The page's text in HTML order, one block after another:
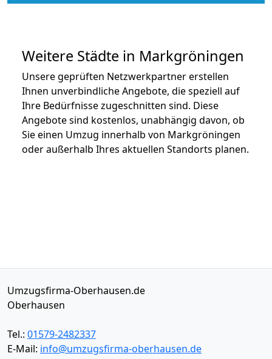
Weitere Städte in Markgröningen
Unsere geprüften Netzwerkpartner erstellen
Ihnen unverbindliche Angebote, die speziell auf
Ihre Bedürfnisse zugeschnitten sind. Diese
Angebote sind kostenlos, unabhängig davon, ob
Sie einen Umzug innerhalb von Markgröningen
oder außerhalb Ihres aktuellen Standorts planen.
Umzugsfirma-Oberhausen.de
Oberhausen
Tel.: 01579-2482337
E-Mail: info@umzugsfirma-oberhausen.de